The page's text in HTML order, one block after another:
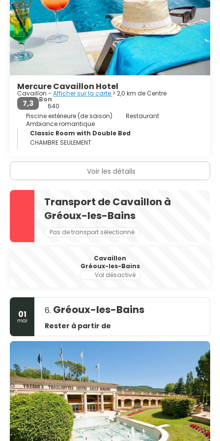
Mercure Cavaillon Hotel
Cavaillon - Afficher sur la carte > 2,0 km de Centre
7,3
Bon
640
Piscine extérieure (de saison)
Restaurant
Ambiance romantique
Classic Room with Double Bed
CHAMBRE SEULEMENT
Voir les détails
Transport de Cavaillon à
Gréoux-les-Bains
Pas de transport sélectionné
Cavaillon
Gréoux-les-Bains
Vol désactivé
01
mai
6. Gréoux-les-Bains
Rester à partir de